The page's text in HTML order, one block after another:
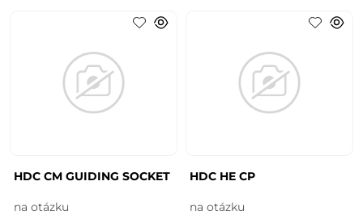
HDC CM GUIDING SOCKET
na otázku
HDC HE CP
na otázku